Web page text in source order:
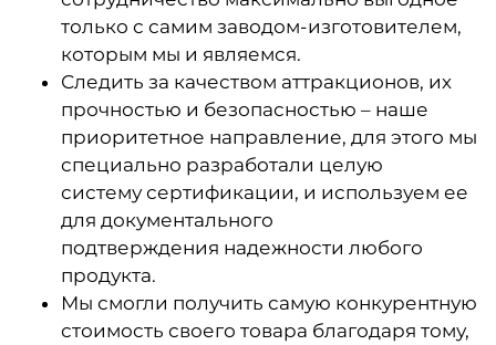
только с самим заводом-изготовителем,
которым мы и являемся.
Следить за качеством аттракционов, их
прочностью и безопасностью – наше
приоритетное направление, для этого мы
специально разработали целую
систему сертификации, и используем ее
для документального
подтверждения надежности любого
продукта.
Мы смогли получить самую конкурентную
стоимость своего товара благодаря тому,